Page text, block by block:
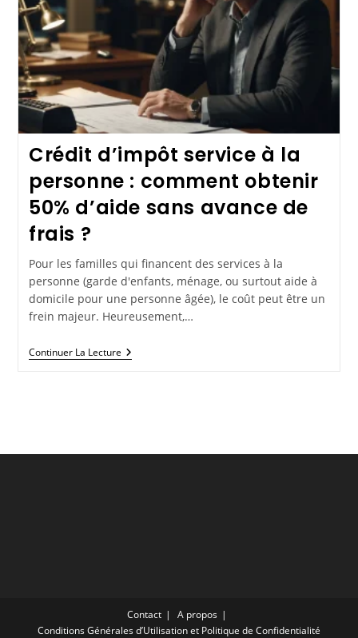
Crédit d’impôt service à la
personne : comment obtenir
50% d’aide sans avance de
frais ?
Pour les familles qui financent des services à la
personne (garde d'enfants, ménage, ou surtout aide à
domicile pour une personne âgée), le coût peut être un
frein majeur. Heureusement,…
Continuer La Lecture
Contact
A propos
Conditions Générales d’Utilisation et Politique de Confidentialité